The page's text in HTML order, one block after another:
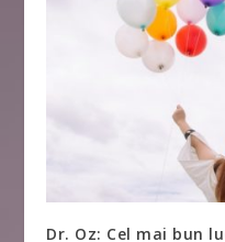
Dr. Oz: Cel mai bun